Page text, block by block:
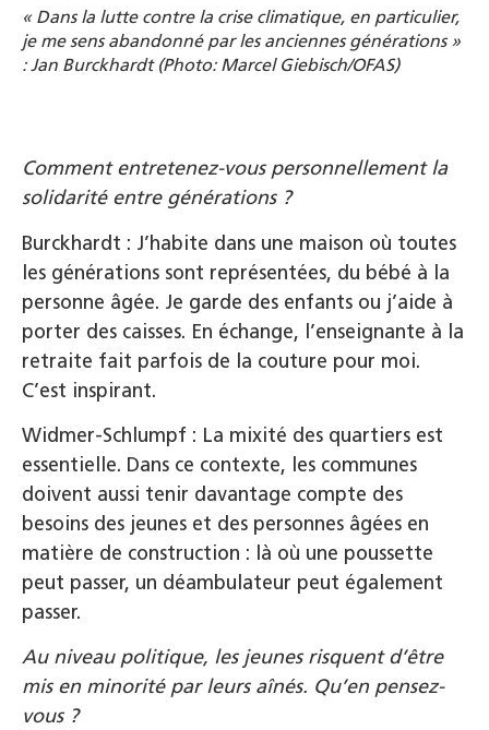
« Dans la lutte contre la crise climatique, en particulier,
je me sens abandonné par les anciennes générations »
: Jan Burckhardt (Photo: Marcel Giebisch/OFAS)
Comment entretenez-vous personnellement la
solidarité entre générations ?
Burckhardt : J’habite dans une maison où toutes
les générations sont représentées, du bébé à la
personne âgée. Je garde des enfants ou j’aide à
porter des caisses. En échange, l’enseignante à la
retraite fait parfois de la couture pour moi.
C’est inspirant.
Widmer-Schlumpf : La mixité des quartiers est
essentielle. Dans ce contexte, les communes
doivent aussi tenir davantage compte des
besoins des jeunes et des personnes âgées en
matière de construction : là où une poussette
peut passer, un déambulateur peut également
passer.
Au niveau politique, les jeunes risquent d’être
mis en minorité par leurs aînés. Qu’en pensez-
vous ?